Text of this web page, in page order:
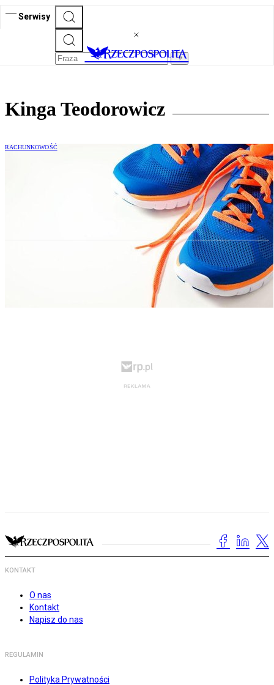
Serwisy
Kinga Teodorowicz
RACHUNKOWOŚĆ
Jak rozliczać i księgować częściowo
odpłatne świadczenia na rzecz
KONTAKT
O nas
Kontakt
Napisz do nas
REGULAMIN
Polityka Prywatności